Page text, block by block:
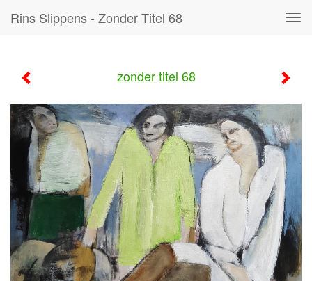
Rins Slippens - Zonder Titel 68
zonder titel 68